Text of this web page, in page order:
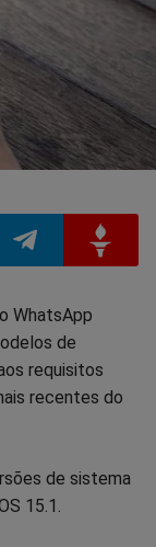
no
no
WhatsApp
de
requisitos
recentes do
de sistema
15.1.